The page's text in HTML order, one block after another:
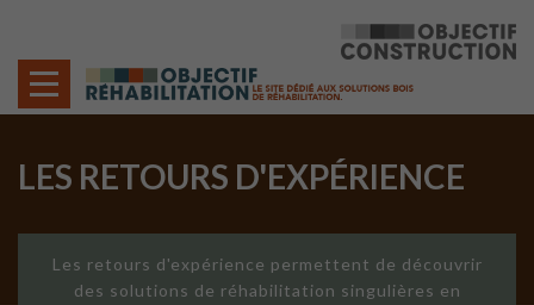
LES RETOURS D'EXPÉRIENCE
Les retours d'expérience permettent de découvrir
des solutions de réhabilitation singulières en